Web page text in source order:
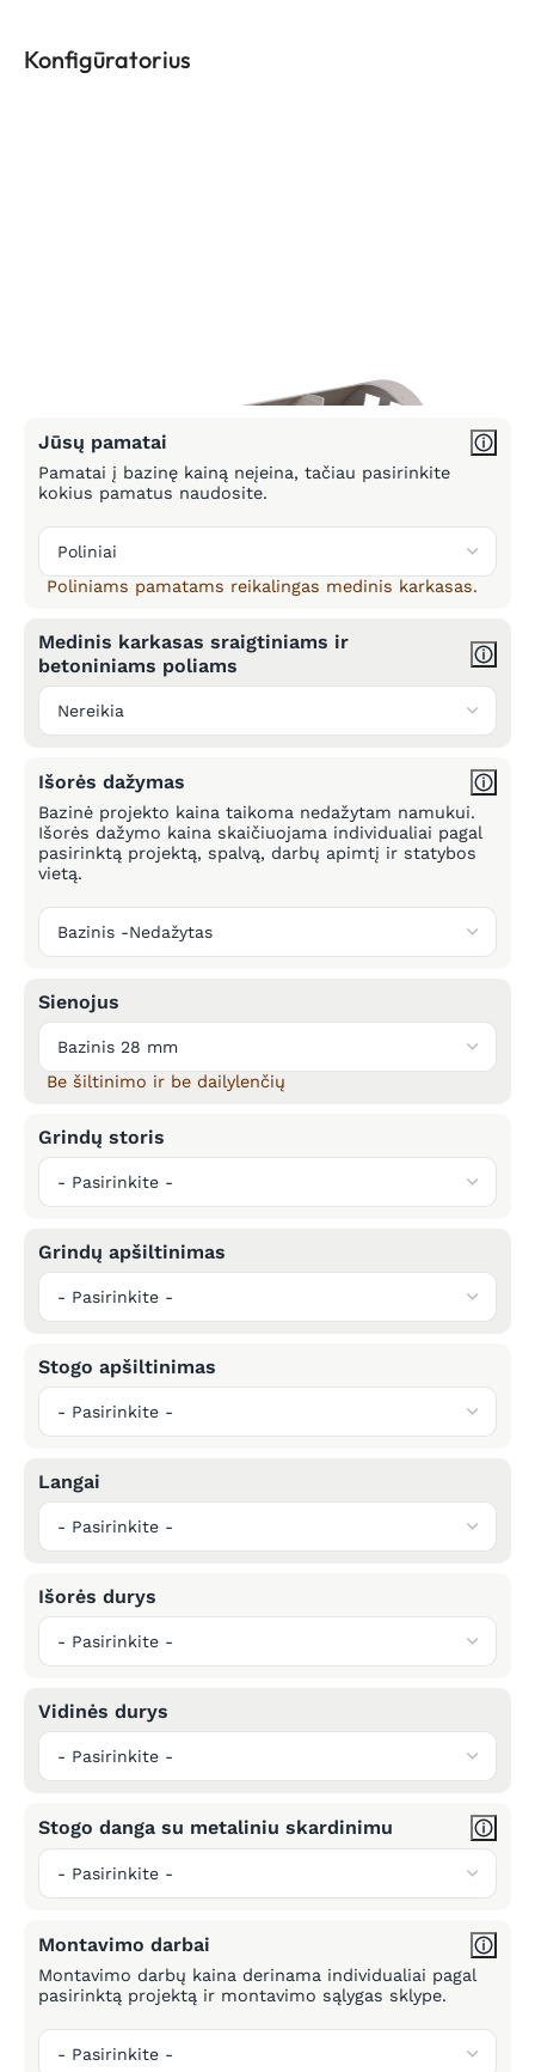
Konfigūratorius
Jūsų pamatai
Pamatai į bazinę kainą neįeina, tačiau pasirinkite
kokius pamatus naudosite.
Poliniams pamatams reikalingas medinis karkasas.
Medinis karkasas sraigtiniams ir
betoniniams poliams
Išorės dažymas
Bazinė projekto kaina taikoma nedažytam namukui.
Išorės dažymo kaina skaičiuojama individualiai pagal
pasirinktą projektą, spalvą, darbų apimtį ir statybos
vietą.
Sienojus
Be šiltinimo ir be dailylenčių
Grindų storis
Grindų apšiltinimas
Stogo apšiltinimas
Langai
Išorės durys
Vidinės durys
Stogo danga su metaliniu skardinimu
Montavimo darbai
Montavimo darbų kaina derinama individualiai pagal
pasirinktą projektą ir montavimo sąlygas sklype.